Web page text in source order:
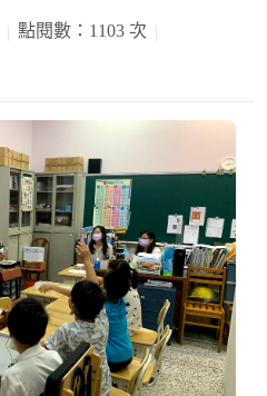
點閱數：1103 次